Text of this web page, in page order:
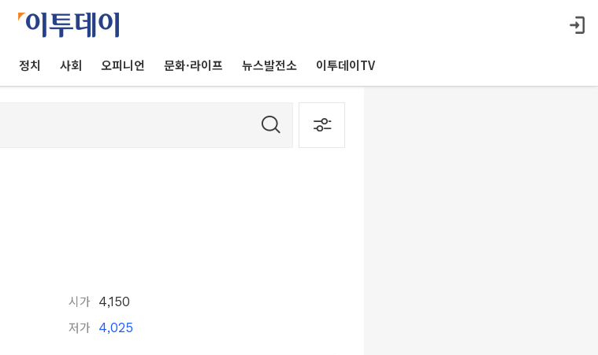
정치 사회 오피니언 문화·라이프 뉴스발전소 이투데이TV
시가 4,150
저가 4,025